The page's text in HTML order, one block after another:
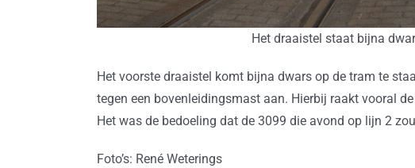
Het draaistel staat bijna
Het voorste draaistel komt bijna dwars op de tram te
tegen een bovenleidingsmast aan. Hierbij raakt vooral
Het was de bedoeling dat de 3099 die avond op lijn 2
Foto’s: René Weterings